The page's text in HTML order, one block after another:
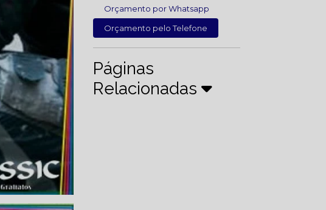
Orçamento por Whatsapp
Orçamento pelo Telefone
Páginas
Relacionadas